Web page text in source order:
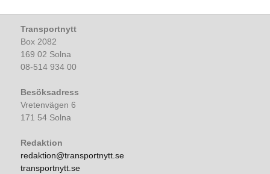
Transportnytt
Box 2082
169 02 Solna
08-514 934 00
Besöksadress
Vretenvägen 6
171 54 Solna
Redaktion
redaktion@transportnytt.se
transportnytt.se